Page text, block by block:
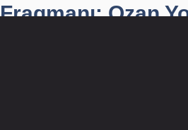
Fragmanı: Ozan